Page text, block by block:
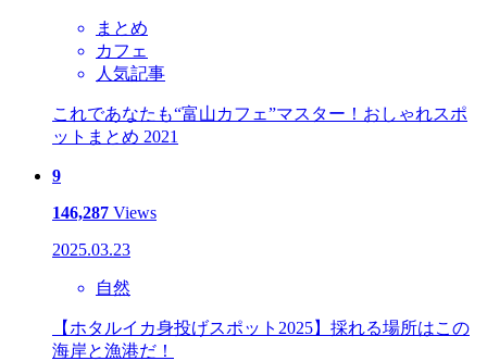
まとめ
カフェ
人気記事
これであなたも“富山カフェ”マスター！おしゃれスポ
ットまとめ 2021
9
146,287 Views
2025.03.23
自然
【ホタルイカ身投げスポット2025】採れる場所はこの
海岸と漁港だ！